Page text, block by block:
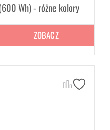
Wh) - różne kolory
ZOBACZ